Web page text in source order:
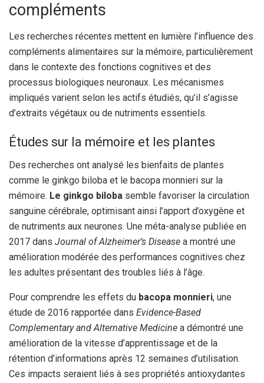
compléments
Les recherches récentes mettent en lumière l’influence des
compléments alimentaires sur la mémoire, particulièrement
dans le contexte des fonctions cognitives et des
processus biologiques neuronaux. Les mécanismes
impliqués varient selon les actifs étudiés, qu’il s’agisse
d’extraits végétaux ou de nutriments essentiels.
Études sur la mémoire et les plantes
Des recherches ont analysé les bienfaits de plantes
comme le ginkgo biloba et le bacopa monnieri sur la
mémoire. Le ginkgo biloba semble favoriser la circulation
sanguine cérébrale, optimisant ainsi l’apport d’oxygène et
de nutriments aux neurones. Une méta-analyse publiée en
2017 dans Journal of Alzheimer’s Disease a montré une
amélioration modérée des performances cognitives chez
les adultes présentant des troubles liés à l’âge.
Pour comprendre les effets du bacopa monnieri, une
étude de 2016 rapportée dans Evidence-Based
Complementary and Alternative Medicine a démontré une
amélioration de la vitesse d’apprentissage et de la
rétention d’informations après 12 semaines d’utilisation.
Ces impacts seraient liés à ses propriétés antioxydantes